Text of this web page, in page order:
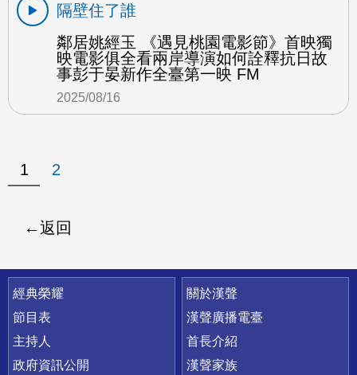
隔壁住了誰
鄰居姚經玉 《遇見桃園電影節》首映獨
映電影俱全看兩岸導演如何詮釋抗日故
事彭于晏新作全臺第一映 FM
2025/08/16
1 2
返回
快速連結
經典榮耀
節目表
主持人
政府資訊公開
關於漢聲
漢聲廣播電臺
首長介紹
漢聲家族